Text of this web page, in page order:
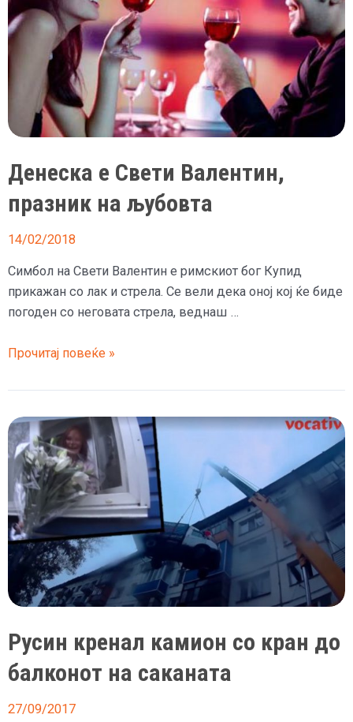
Денеска е Свети Валентин,
празник на љубовта
14/02/2018
Симбол на Свети Валентин е римскиот бог Купид
прикажан со лак и стрела. Се вели дека оној кој ќе биде
погоден со неговата стрела, веднаш …
Денеска
Свети
Валентин,
празник
на
љубовта
Прочитај повеќе »
Русин кренал камион со кран до
балконот на саканата
27/09/2017